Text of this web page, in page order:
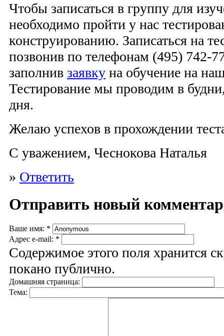
Чтобы записаться в группу для
необходимо пройти у нас
конструированию. Записаться на
позвонив по телефонам (495) 742-
заполнив заявку на обучение на
Тестирование мы проводим в
дня.
Желаю успехов в прохождении
С уважением, Чеснокова Наталья
» Ответить
Отправить новый
Ваше имя: *
Адрес e-mail: *
Содержимое этого поля хранится
покано публично.
Домашняя страница:
Тема: